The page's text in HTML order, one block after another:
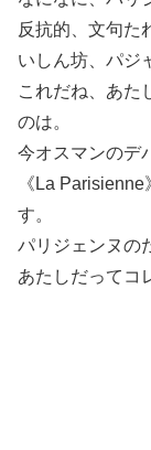
反抗的、文句た
いしん坊、パジ
これだね、あた
のは。
今オスマンのデ
《La
す。
パリジェンヌの
あたしだってコ